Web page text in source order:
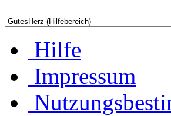
Hilfe
Impressum